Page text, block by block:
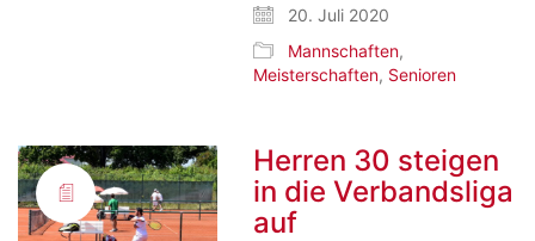
20. Juli 2020
Mannschaften,
Meisterschaften, Senioren
Herren 30 steigen
in die Verbandsliga
auf